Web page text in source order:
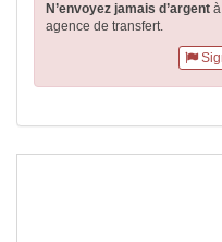
N’envoyez jamais d’argent
agence de transfert.